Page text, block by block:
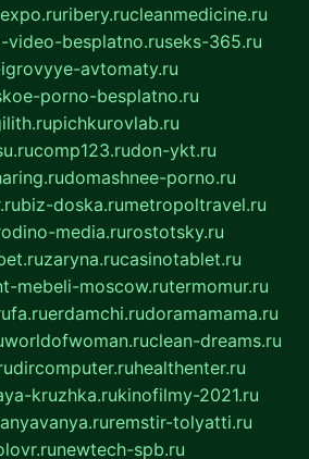
ribery.rucleanmedicine.ru
video-besplatno.ruseks-365.ru
avtomaty.ru
porno-besplatno.ru
pichkurovlab.ru
comp123.rudon-ykt.ru
domashnee-porno.ru
biz-doska.rumetropoltravel.ru
media.rurostotsky.ru
zaryna.rucasinotablet.ru
mebeli-moscow.rutermomur.ru
erdamchi.rudoramamama.ru
worldofwoman.ruclean-dreams.ru
dircomputer.ruhealthenter.ru
kruzhka.rukinofilmy-2021.ru
remstir-tolyatti.ru
newtech-spb.ru